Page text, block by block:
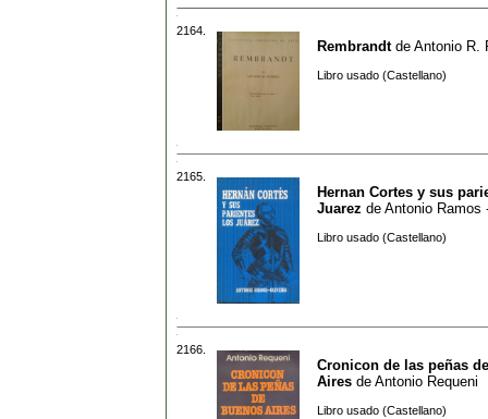
2164.
Rembrandtde Antonio R.
Libro usado (Castellano)
2165.
Hernan Cortes y sus
Juarez de Antonio Ramos
Libro usado (Castellano)
2166.
Cronicon de las peñas
Aires de Antonio Requeni
Libro usado (Castellano)